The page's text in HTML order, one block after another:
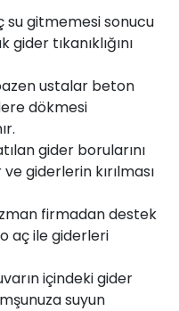
su gitmemesi sonucu
tıkanıklığını
ustalar beton
dökmesi
gider borularını
giderlerin kırılması
firmadan destek
aç ile giderleri
içindeki gider
suyun